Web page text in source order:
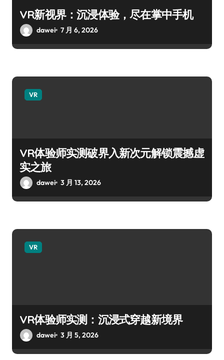
VR新视界：沉浸体验，尽在掌中手机
dawei 7 月 6, 2026
VR
VR体验师实测破界入新次元解锁震撼虚
实之旅
dawei 3 月 13, 2026
VR
VR体验师实测：沉浸式穿越新境界
dawei 3 月 5, 2026